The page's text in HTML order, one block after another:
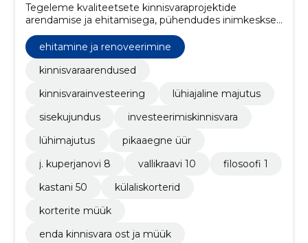
Tegeleme kvaliteetsete kinnisvaraprojektide
arendamise ja ehitamisega, pühendudes inimkeskse
linnaruumi loomisele Tartus.
ehitamine ja renoveerimine
kinnisvaraarendused
kinnisvarainvesteering
lühiajaline majutus
sisekujundus
investeerimiskinnisvara
lühimajutus
pikaaegne üür
j. kuperjanovi 8
vallikraavi 10
filosoofi 1
kastani 50
külaliskorterid
korterite müük
enda kinnisvara ost ja müük